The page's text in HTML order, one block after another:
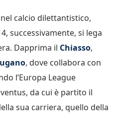
calcio dilettantistico,
successivamente, si lega
Dapprima il Chiasso,
, dove collabora con
l’Europa League
da cui è partito il
sua carriera, quello della